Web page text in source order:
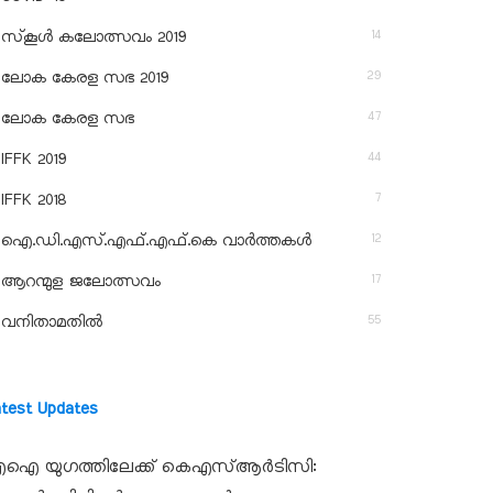
സ്‌കൂള്‍ കലോത്സവം 2019 14
ലോക കേരള സഭ 2019 29
ലോക കേരള സഭ 47
IFFK 2019 44
IFFK 2018 7
ഐ.ഡി.എസ്.എഫ്.എഫ്.കെ വാർത്തകൾ 12
ആറന്മുള ജലോത്സവം 17
വനിതാമതിൽ 55
Updates
യുഗത്തിലേക്ക് കെഎസ്ആർടിസി: